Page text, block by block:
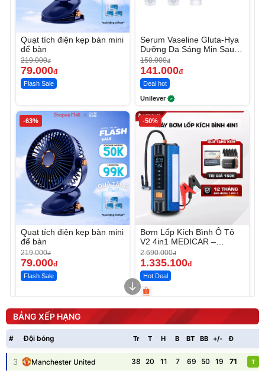
Quạt tích điện kẹp bàn mini
để bàn
219.000đ
79.000đ
Flash Sale
Serum Vaseline Gluta-Hya
Dưỡng Da Sáng Mịn Sau 7
Ngày
150.000đ
141.000đ
Deal hot
Unilever
-63%
Quạt tích điện kẹp bàn mini
để bàn
219.000đ
79.000đ
Flash Sale
-50%
Bơm Lốp Kích Bình Ô Tô
V2 4in1 MEDICAR –
12.000mAh
2.690.000đ
1.335.100đ
Hot Deal
Máy ép chậm trái cây
Elmich JEE 1855OL
3.000.000
2.143.650
Flash Sale
Máy rửa xe cầm tay xịt rửa
cao áp có tạo bọt tuyết
399.000
BẢNG XẾP HẠNG
# Đội bóng Tr T H B BT BB +/- Đ
3 Manchester United 38 20 11 7 69 50 19 71 T